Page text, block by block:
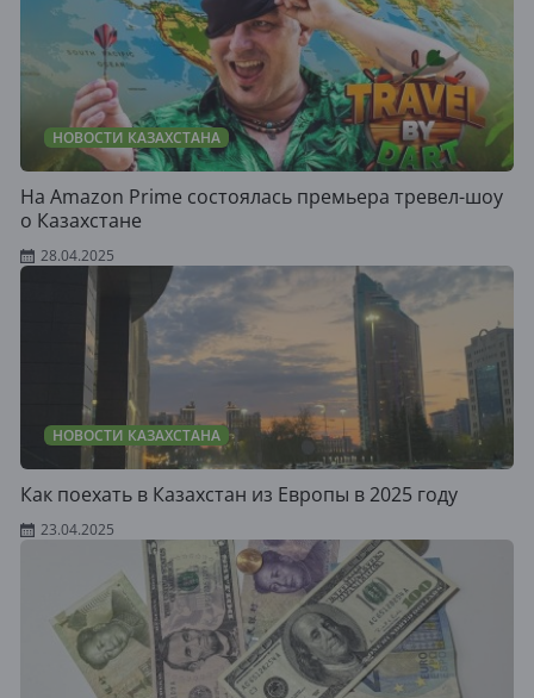
НОВОСТИ КАЗАХСТАНА
На Amazon Prime состоялась премьера тревел-шоу
о Казахстане
28.04.2025
НОВОСТИ КАЗАХСТАНА
Как поехать в Казахстан из Европы в 2025 году
23.04.2025